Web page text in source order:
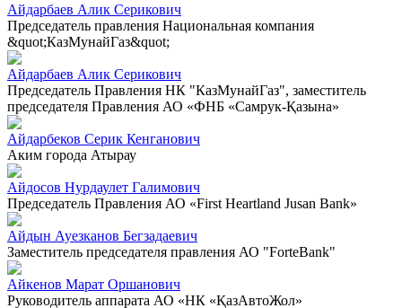
Айдарбаев Алик Серикович
Председатель правления Национальная компания
&quot;КазМунайГаз&quot;
Айдарбаев Алик Серикович
Председатель Правления НК "КазМунайГаз", заместитель
председателя Правления АО «ФНБ «Самрук-Қазына»
Айдарбеков Серик Кенганович
Аким города Атырау
Айдосов Нурдаулет Галимович
Председатель Правления АО «First Heartland Jusan Bank»
Айдын Ауезканов Бегзадаевич
Заместитель председателя правления АО "ForteBank"
Айкенов Марат Оршанович
Руководитель аппарата АО «НК «ҚазАвтоЖол»